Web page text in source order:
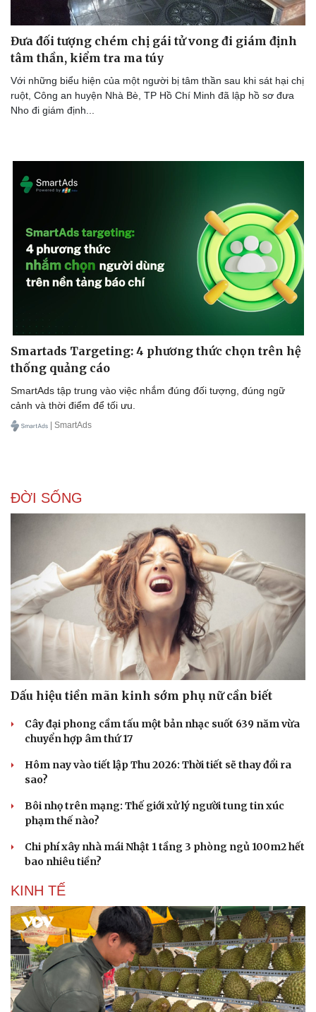
Doanh nghiệp
Thông tin doanh nghiệp
Doanh nghiệp 24h
Doanh nhân
Công nghệ
Tin Công nghệ
Đưa đối tượng chém chị gái tử vong đi giám định
tâm thần, kiểm tra ma túy
Với những biểu hiện của một người bị tâm thần sau khi sát hại chị
ruột, Công an huyện Nhà Bè, TP Hồ Chí Minh đã lập hồ sơ đưa
Nho đi giám định...
Smartads Targeting: 4 phương thức chọn trên hệ
thống quảng cáo
SmartAds tập trung vào việc nhắm đúng đối tượng, đúng ngữ
cảnh và thời điểm để tối ưu.
| SmartAds
ĐỜI SỐNG
Dấu hiệu tiền mãn kinh sớm phụ nữ cần biết
Cây đại phong cầm tấu một bản nhạc suốt 639 năm vừa
chuyển hợp âm thứ 17
Hôm nay vào tiết lập Thu 2026: Thời tiết sẽ thay đổi ra
sao?
Bôi nhọ trên mạng: Thế giới xử lý người tung tin xúc
phạm thế nào?
Chi phí xây nhà mái Nhật 1 tầng 3 phòng ngủ 100m2 hết
bao nhiêu tiền?
KINH TẾ